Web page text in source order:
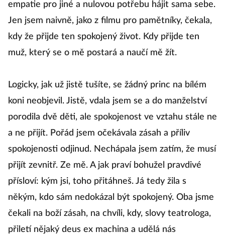
empatie pro jiné a nulovou potřebu hájit sama sebe.
Jen jsem naivně, jako z filmu pro pamětníky, čekala,
kdy že přijde ten spokojený život. Kdy přijde ten
muž, který se o mě postará a naučí mě žít.
Logicky, jak už jistě tušíte, se žádný princ na bílém
koni neobjevil. Jistě, vdala jsem se a do manželství
porodila dvě děti, ale spokojenost ve vztahu stále ne
a ne přijít. Pořád jsem očekávala zásah a příliv
spokojenosti odjinud. Nechápala jsem zatím, že musí
přijít zevnitř. Ze mě. A jak praví bohužel pravdivé
přísloví: kým jsi, toho přitáhneš. Já tedy žila s
někým, kdo sám nedokázal být spokojený. Oba jsme
čekali na boží zásah, na chvíli, kdy, slovy teatrologa,
přiletí nějaký deus ex machina a udělá nás